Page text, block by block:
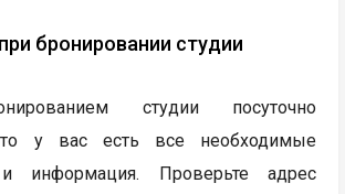
бронировании студии
студии посуточно
у вас есть все необходимые
информация. Проверьте адрес